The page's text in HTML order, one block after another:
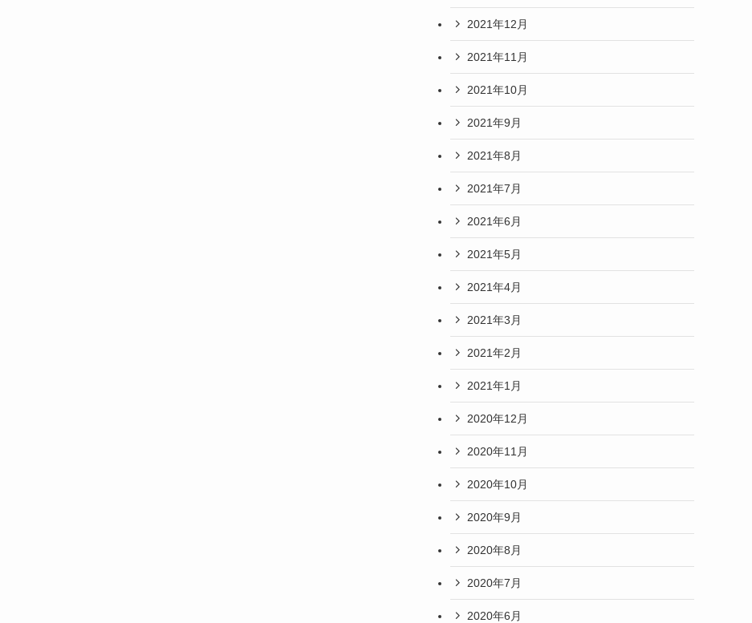
2021年12月
2021年11月
2021年10月
2021年9月
2021年8月
2021年7月
2021年6月
2021年5月
2021年4月
2021年3月
2021年2月
2021年1月
2020年12月
2020年11月
2020年10月
2020年9月
2020年8月
2020年7月
2020年6月